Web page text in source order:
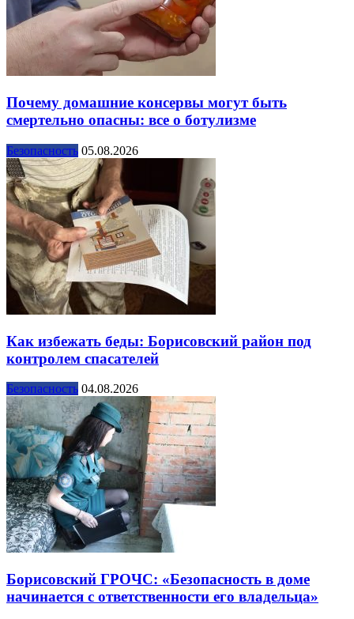
Почему домашние консервы могут быть
смертельно опасны: все о ботулизме
Безопасность 05.08.2026
Как избежать беды: Борисовский район под
контролем спасателей
Безопасность 04.08.2026
Борисовский ГРОЧС: «Безопасность в доме
начинается с ответственности его владельца»